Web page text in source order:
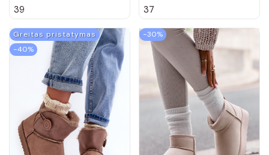
pašiltinimu
39
užsegimais
37
Greitas pristatymas
−40%
−30%